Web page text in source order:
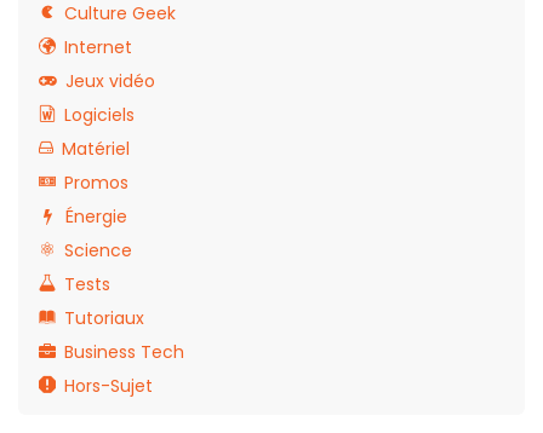
Culture Geek
Internet
Jeux vidéo
Logiciels
Matériel
Promos
Énergie
Science
Tests
Tutoriaux
Business Tech
Hors-Sujet